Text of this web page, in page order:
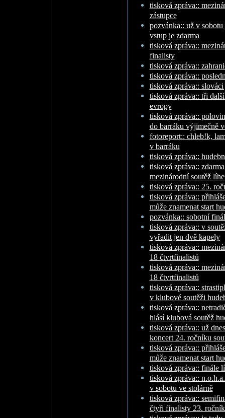
tisková zpráva::
zástupce
pozvánka:: už v
vstup je zdarma
tisková zpráva::
finalisty
tisková zpráva::
tisková zpráva::
tisková zpráva::
tisková zpráva:: tři
evropy
tisková zpráva::
do barráku výjimečně
fotoreport:: chleb!k,
v barráku
tisková zpráva::
tisková zpráva::
mezinárodní soutěž
tisková zpráva:: 25.
tisková zpráva::
může znamenat start
pozvánka:: sobotní
tisková zpráva:: v
vyřadit jen dvě kapely
tisková zpráva::
18 čtvrtfinalistů
tisková zpráva::
18 čtvrtfinalistů
tisková zpráva::
v klubové soutěži
tisková zpráva::
hlásí klubová soutěž
tisková zpráva:: už
koncert 24. ročníku
tisková zpráva::
může znamenat start
tisková zpráva:: finále
tisková zpráva::
v sobotu ve stolárně
tisková zpráva::
čtyři finalisty 23.